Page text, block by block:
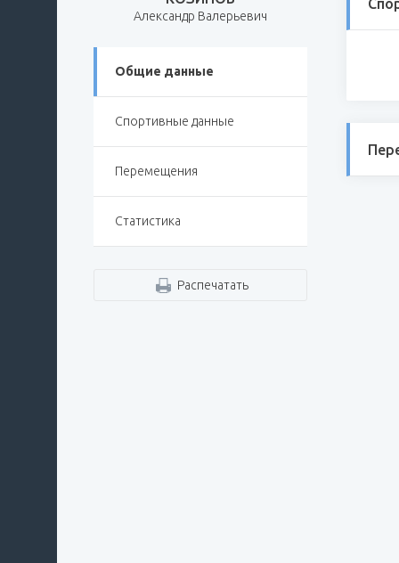
Александр Валерьевич
Общие данные
Спортивные данные
Перемещения
Статистика
Распечатать